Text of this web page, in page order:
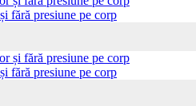
fără presiune pe corp
fără presiune pe corp